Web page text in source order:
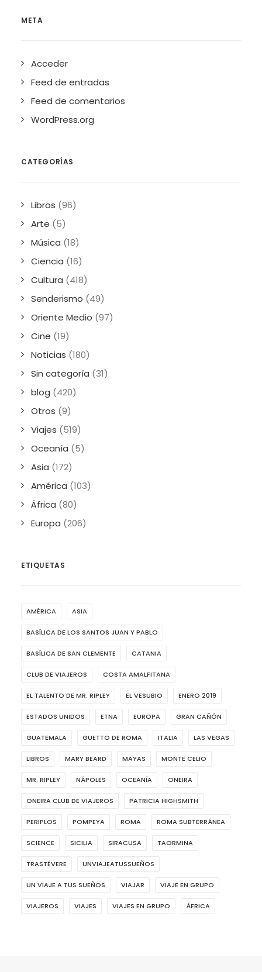
META
Acceder
Feed de entradas
Feed de comentarios
WordPress.org
CATEGORÍAS
Libros (96)
Arte (5)
Música (18)
Ciencia (16)
Cultura (418)
Senderismo (49)
Oriente Medio (97)
Cine (19)
Noticias (180)
Sin categoría (31)
blog (420)
Otros (9)
Viajes (519)
Oceanía (5)
Asia (172)
América (103)
África (80)
Europa (206)
ETIQUETAS
AMÉRICA ASIA
BASÍLICA DE LOS SANTOS JUAN Y PABLO
BASÍLICA DE SAN CLEMENTE CATANIA
CLUB DE VIAJEROS COSTA AMALFITANA
EL TALENTO DE MR. RIPLEY EL VESUBIO ENERO 2019
ESTADOS UNIDOS ETNA EUROPA GRAN CAÑÓN
GUATEMALA GUETTO DE ROMA ITALIA LAS VEGAS
LIBROS MARY BEARD MAYAS MONTE CELIO
MR. RIPLEY NÁPOLES OCEANÍA ONEIRA
ONEIRA CLUB DE VIAJEROS PATRICIA HIGHSMITH
PERIPLOS POMPEYA ROMA ROMA SUBTERRÁNEA
SCIENCE SICILIA SIRACUSA TAORMINA
TRASTÉVERE UNVIAJEATUSSUEÑOS
UN VIAJE A TUS SUEÑOS VIAJAR VIAJE EN GRUPO
VIAJEROS VIAJES VIAJES EN GRUPO ÁFRICA